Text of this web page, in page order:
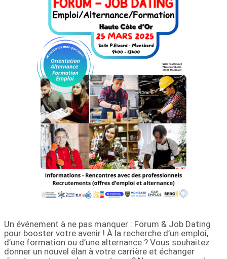
Un événement à ne pas manquer : Forum & Job Dating
pour booster votre avenir ! À la recherche d’un emploi,
d’une formation ou d’une alternance ? Vous souhaitez
donner un nouvel élan à votre carrière et échanger